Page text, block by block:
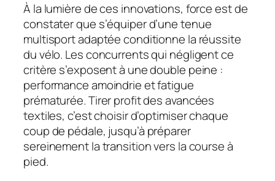
À la lumière de ces innovations, force est de
constater que s’équiper d’une tenue
multisport adaptée conditionne la réussite
du vélo. Les concurrents qui négligent ce
critère s’exposent à une double peine :
performance amoindrie et fatigue
prématurée. Tirer profit des avancées
textiles, c’est choisir d’optimiser chaque
coup de pédale, jusqu’à préparer
sereinement la transition vers la course à
pied.